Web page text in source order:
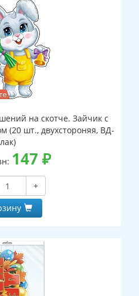
на скотче. Зайчик с
(20 шт., двухстороняя, ВД-
лак)
147 ₽
+